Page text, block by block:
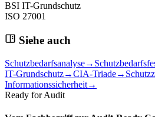
BSI IT-Grundschutz
ISO 27001
Siehe auch
Schutzbedarfsanalyse→
IT-Grundschutz→CIA-Triade→
Informationssicherheit→
Ready for Audit